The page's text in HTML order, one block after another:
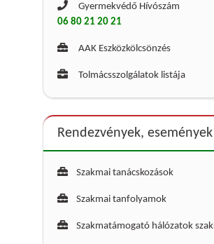
Gyermekvédő Hívószám
06 80 21 20 21
AAK Eszközkölcsönzés
Tolmácsszolgálatok listája
Rendezvények, események
Szakmai tanácskozások
Szakmai tanfolyamok
Szakmatámogató hálózatok